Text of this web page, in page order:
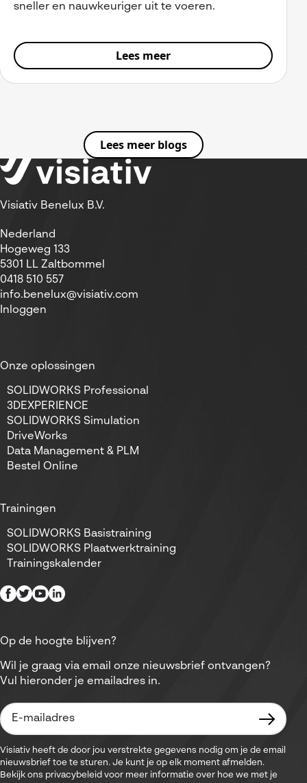
sneller en nauwkeuriger uit te voeren.
Lees meer
Lees meer blogs
Visiativ Benelux B.V.
Nederland
Hogeweg 133
5301 LL Zaltbommel
0418 510 557
info.benelux@visiativ.com
Inloggen
Onze oplossingen
SOLIDWORKS Professional
3DEXPERIENCE
SOLIDWORKS Simulation
DriveWorks
Data Management & PLM
Bestel Online
Trainingen
SOLIDWORKS Basistraining
SOLIDWORKS Plaatwerktraining
Trainingskalender
Op de hoogte blijven?
Wil je graag via email onze nieuwsbrief ontvangen?
Vul hieronder je emailadres in.
Visiativ heeft de door jou verstrekte gegevens nodig om je de email
nieuwsbrief toe te sturen. Je kunt je op elk moment afmelden.
Bekijk ons privacybeleid voor meer informatie over hoe we met je